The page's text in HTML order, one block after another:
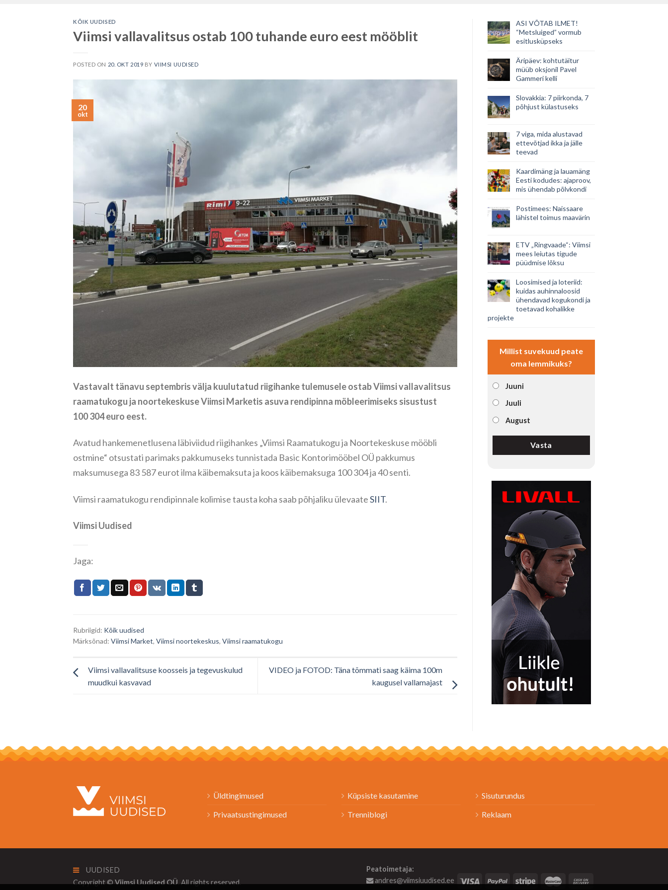
KÕIK UUDISED
Viimsi vallavalitsus ostab 100 tuhande euro eest mööblit
POSTED ON 20. OKT 2019 BY VIIMSI UUDISED
20
okt
Vastavalt tänavu septembris välja kuulutatud riigihanke tulemusele ostab Viimsi vallavalitsus
raamatukogu ja noortekeskuse Viimsi Marketis asuva rendipinna möbleerimiseks sisustust
100 304 euro eest.
Avatud hankemenetlusena läbiviidud riigihankes „Viimsi Raamatukogu ja Noortekeskuse mööbli
ostmine“ otsustati parimaks pakkumuseks tunnistada Basic Kontorimööbel OÜ pakkumus
maksumusega 83 587 eurot ilma käibemaksuta ja koos käibemaksuga 100 304 ja 40 senti.
Viimsi raamatukogu rendipinnale kolimise tausta koha saab põhjaliku ülevaateSIIT.
Viimsi Uudised
Jaga:
Rubriigid: Kõik uudised
Märksõnad: Viimsi Market, Viimsi noortekeskus, Viimsi raamatukogu
Viimsi vallavalitsuse koosseis ja tegevuskulud
muudkui kasvavad
VIDEO ja FOTOD: Täna tõmmati saag käima 100m
kaugusel vallamajast
ASI VÕTAB ILMET!
“Metsluiged” vormub
esitlusküpseks
Äripäev: kohtutäitur
müüb oksjonil Pavel
Gammeri kelli
Slovakkia: 7 piirkonda, 7
põhjust külastuseks
7 viga, mida alustavad
ettevõtjad ikka ja jälle
teevad
Kaardimäng ja lauamäng
Eesti kodudes: ajaproov,
mis ühendab põlvkondi
Postimees: Naissaare
lähistel toimus maavärin
ETV „Ringvaade“: Viimsi
mees leiutas tigude
püüdmise lõksu
Loosimised ja loteriid:
kuidas auhinnaloosid
ühendavad kogukondi ja
toetavad kohalikke
projekte
Millist suvekuud peate
oma lemmikuks?
Juuni
Juuli
August
Üldtingimused
Privaatsustingimused
Küpsiste kasutamine
Trenniblogi
Sisuturundus
Reklaam
Peatoimetaja:
andres@viimsiuudised.ee
UUDISED
Copyright ©Viimsi Uudised OÜ. All rights reserved.